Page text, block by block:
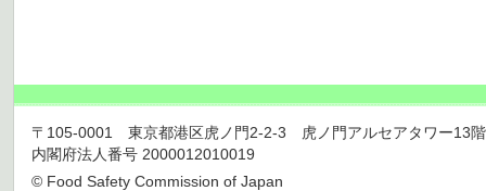
〒105-0001 東京都港区虎ノ門2-2-3 虎ノ門アルセアタワー13
内閣府法人番号 2000012010019
© Food Safety Commission of Japan